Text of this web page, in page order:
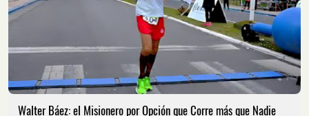
Walter Báez: el Misionero por Opción que Corre más que Nadie